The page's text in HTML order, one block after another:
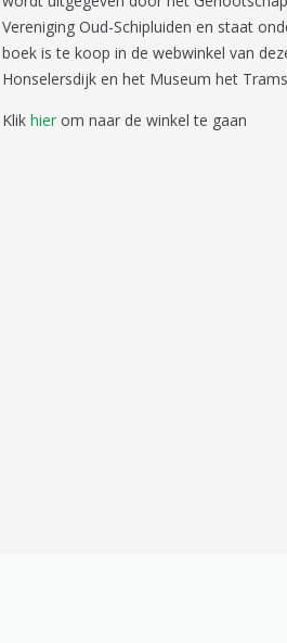
Vereniging Oud-Schipluiden en staat
boek is te koop in de webwinkel van
Honselersdijk en het Museum het
Klik hier om naar de winkel te gaan